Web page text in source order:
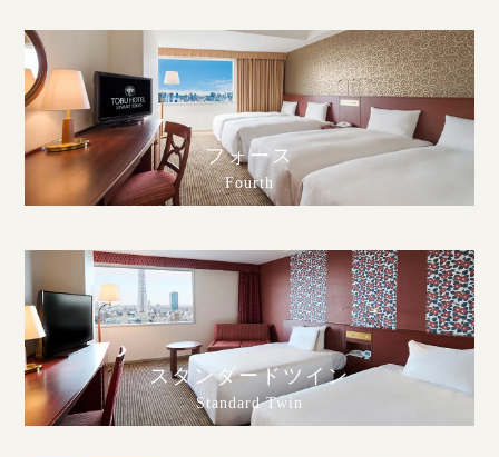
フォース
Fourth
スタンダードツイン
Standard Twin